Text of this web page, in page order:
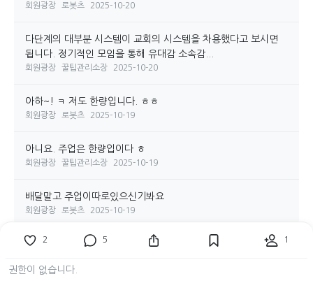
2 5 1
권한이 없습니다.
회원광장 로봇츠 2025-10-20
다단계의 대부분 시스템이 교회의 시스템을 차용했다고 보시면
됩니다. 정기적인 모임을 통해 유대감 소속감...
회원광장 꿀팁관리소장 2025-10-20
아하~! ㅋ 저도 한량입니다. ㅎㅎ
회원광장 로봇츠 2025-10-19
아니요. 주업은 한량입이다 ㅎ
회원광장 꿀팁관리소장 2025-10-19
배달말고 주업이따로있으신기봐요
회원광장 로봇츠 2025-10-19
제가 예전에도 포메러브를 자주 들어갔었거든요. 그때 사이트 반
회원광장 로봇츠